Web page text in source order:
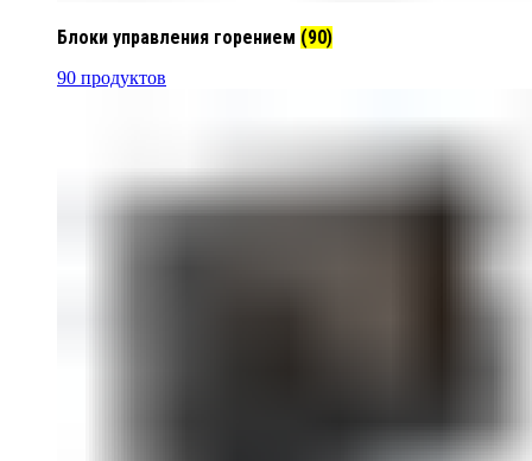
Блоки управления горением (90)
90 продуктов